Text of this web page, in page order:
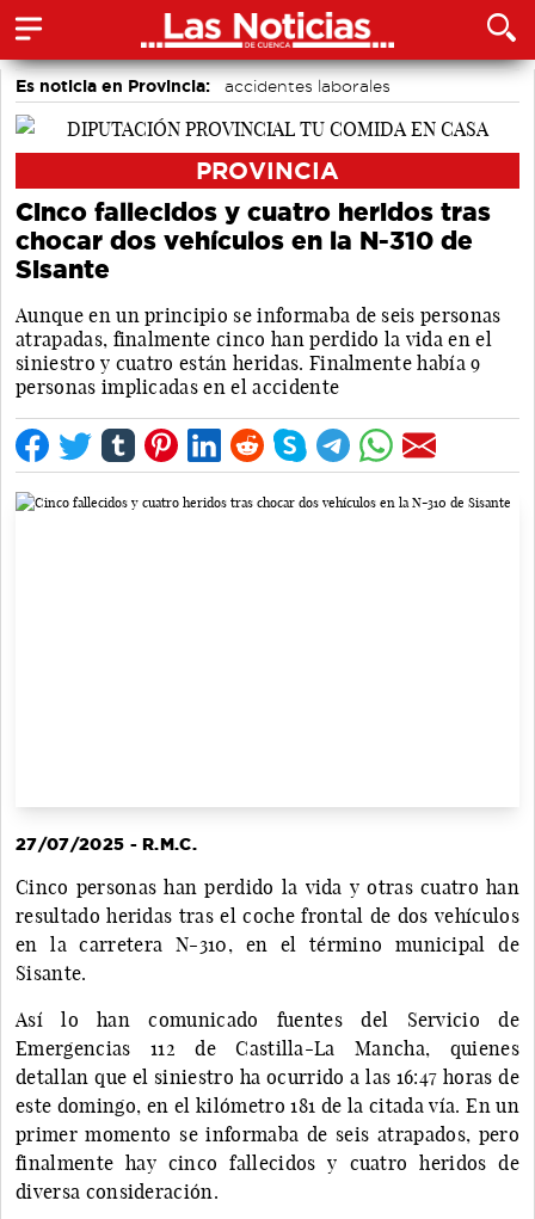
Es noticia en Provincia:
accidentes laborales
Medio Ambiente
PROVINCIA
Cinco fallecidos y cuatro heridos tras
chocar dos vehículos en la N-310 de
Sisante
Aunque en un principio se informaba de seis personas
atrapadas, finalmente cinco han perdido la vida en el
siniestro y cuatro están heridas. Finalmente había 9
personas implicadas en el accidente
27/07/2025 - R.M.C.
Cinco personas han perdido la vida y otras cuatro han
resultado heridas tras el coche frontal de dos vehículos
en la carretera N-310, en el término municipal de
Sisante.
Así lo han comunicado fuentes del Servicio de
Emergencias 112 de Castilla-La Mancha, quienes
detallan que el siniestro ha ocurrido a las 16:47 horas de
este domingo, en el kilómetro 181 de la citada vía. En un
primer momento se informaba de seis atrapados, pero
finalmente hay cinco fallecidos y cuatro heridos de
diversa consideración.